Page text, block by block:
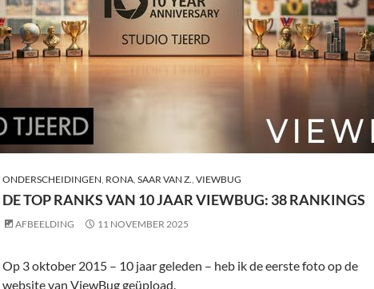
ONDERSCHEIDINGEN, RONA, SAAR VAN Z., VIEWBUG
DE TOP RANKS VAN 10 JAAR VIEWBUG: 38 RANKINGS
AFBEELDING 11 NOVEMBER 2025
Op 3 oktober 2015 – 10 jaar geleden – heb ik de eerste foto op de
website van ViewBug geüpload.